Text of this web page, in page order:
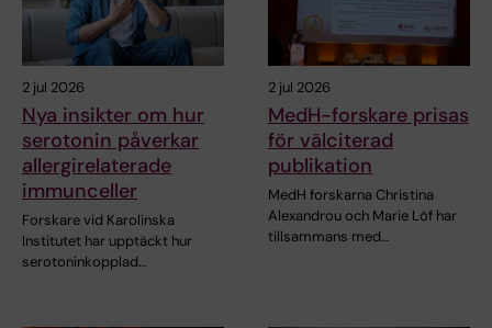
2 jul 2026
Nya insikter om hur
serotonin påverkar
allergirelaterade
immunceller
Forskare vid Karolinska
Institutet har upptäckt hur
serotoninkopplad…
2 jul 2026
MedH-forskare prisas
för välciterad
publikation
MedH forskarna Christina
Alexandrou och Marie Löf har
tillsammans med…